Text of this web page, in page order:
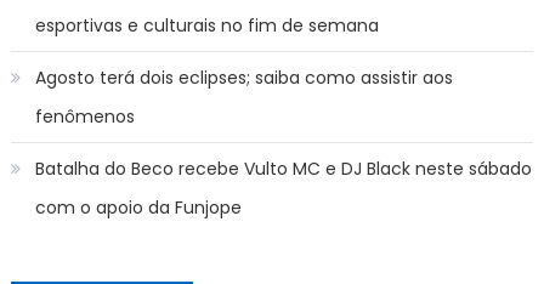
esportivas e culturais no fim de semana
Agosto terá dois eclipses; saiba como assistir aos
fenômenos
Batalha do Beco recebe Vulto MC e DJ Black neste sábado
com o apoio da Funjope